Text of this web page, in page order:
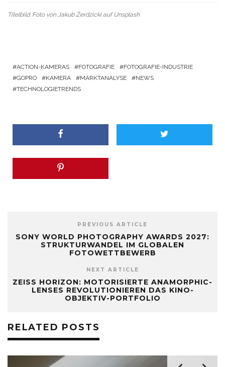
Titelbild: Foto vonJakub ŻerdzickiaufUnsplash
ACTION-KAMERAS FOTOGRAFIE
FOTOGRAFIE-INDUSTRIE
GOPRO
KAMERA MARKTANALYSE
NEWS
TECHNOLOGIETRENDS
PREVIOUS ARTICLE
SONY WORLD PHOTOGRAPHY AWARDS 2027:
STRUKTURWANDEL IM GLOBALEN
FOTOWETTBEWERB
NEXT ARTICLE
ZEISS HORIZON: MOTORISIERTE ANAMORPHIC-
LENSES REVOLUTIONIEREN DAS KINO-
OBJEKTIV-PORTFOLIO
RELATED POSTS